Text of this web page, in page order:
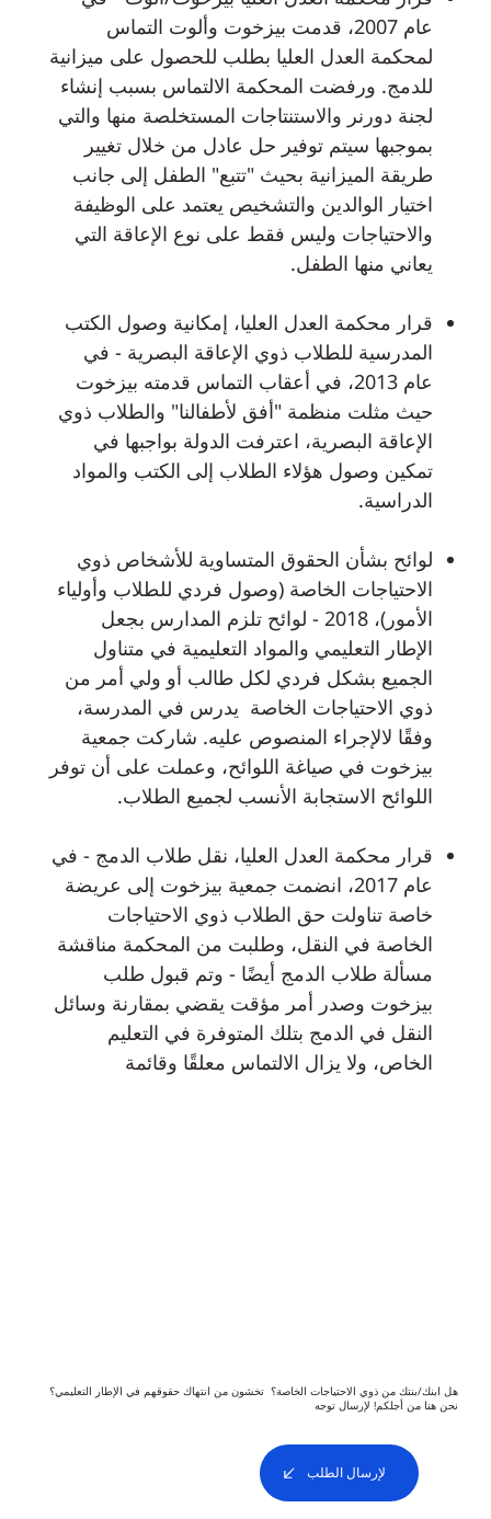
عام 2007، قدمت بيزخوت وألوت التماس
لمحكمة العدل العليا بطلب للحصول على ميزانية
للدمج. ورفضت المحكمة الالتماس بسبب إنشاء
لجنة دورنر والاستنتاجات المستخلصة منها والتي
بموجبها سيتم توفير حل عادل من خلال تغيير
طريقة الميزانية بحيث "تتبع" الطفل إلى جانب
اختيار الوالدين والتشخيص يعتمد على الوظيفة
والاحتياجات وليس فقط على نوع الإعاقة التي
يعاني منها الطفل.
قرار محكمة العدل العليا، إمكانية وصول الكتب
المدرسية للطلاب ذوي الإعاقة البصرية - في
عام 2013، في أعقاب التماس قدمته بيزخوت
حيث مثلت منظمة "أفق لأطفالنا" والطلاب ذوي
الإعاقة البصرية، اعترفت الدولة بواجبها في
تمكين وصول هؤلاء الطلاب إلى الكتب والمواد
الدراسية.
لوائح بشأن الحقوق المتساوية للأشخاص ذوي
الاحتياجات الخاصة (وصول فردي للطلاب وأولياء
الأمور)، 2018 - لوائح تلزم المدارس بجعل
الإطار التعليمي والمواد التعليمية في متناول
الجميع بشكل فردي لكل طالب أو ولي أمر من
ذوي الاحتياجات الخاصة يدرس في المدرسة،
وفقًا لالإجراء المنصوص عليه. شاركت جمعية
بيزخوت في صياغة اللوائح، وعملت على أن توفر
اللوائح الاستجابة الأنسب لجميع الطلاب.
قرار محكمة العدل العليا، نقل طلاب الدمج - في
عام 2017، انضمت جمعية بيزخوت إلى عريضة
خاصة تناولت حق الطلاب ذوي الاحتياجات
الخاصة في النقل، وطلبت من المحكمة مناقشة
مسألة طلاب الدمج أيضًا - وتم قبول طلب
بيزخوت وصدر أمر مؤقت يقضي بمقارنة وسائل
النقل في الدمج بتلك المتوفرة في التعليم
الخاص، ولا يزال الالتماس معلقًا وقائمة
هل ابنك/بنتك من ذوي الاحتياجات الخاصة؟ تخشون من انتهاك حقوقهم في الإطار التعليمي؟
نحن هنا من أجلكم! لإرسال توجه
لإرسال الطلب